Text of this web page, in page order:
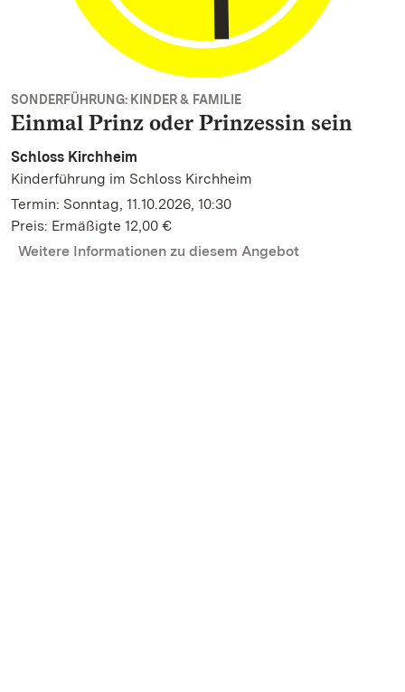
SONDERFÜHRUNG: KINDER & FAMILIE
Einmal Prinz oder Prinzessin sein
Schloss Kirchheim
Kinderführung im Schloss Kirchheim
Termin: Sonntag, 11.10.2026, 10:30
Preis: Ermäßigte 12,00 €
Weitere Informationen zu diesem Angebot